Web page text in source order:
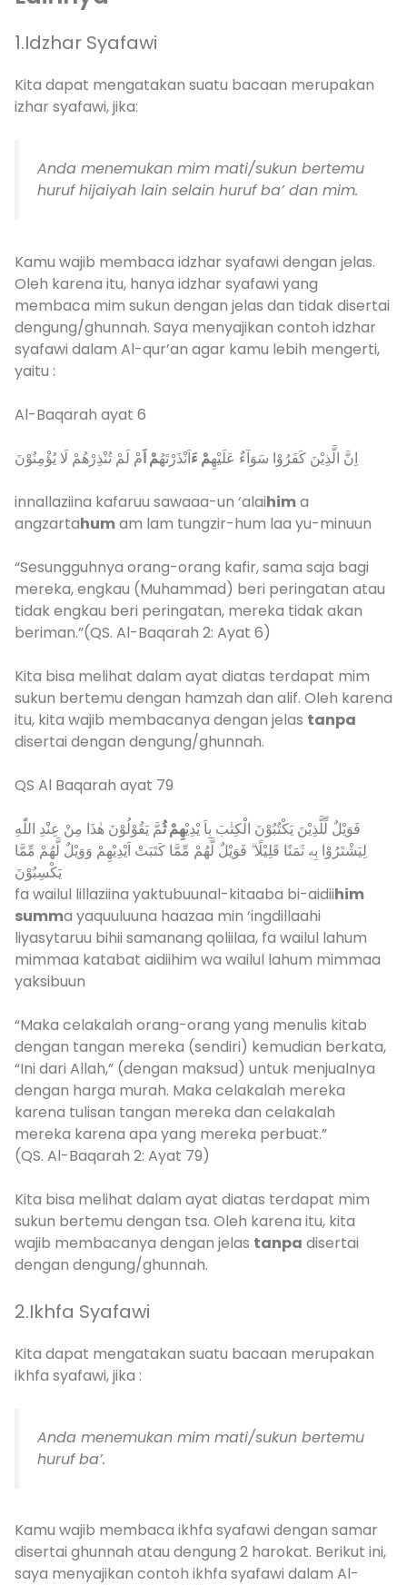
1.Idzhar Syafawi
Kita dapat mengatakan suatu bacaan merupakan
izhar syafawi, jika:
Anda menemukan mim mati/sukun bertemu
huruf hijaiyah lain selain huruf ba’ dan mim.
Kamu wajib membaca idzhar syafawi dengan jelas.
Oleh karena itu, hanya idzhar syafawi yang
membaca mim sukun dengan jelas dan tidak disertai
dengung/ghunnah. Saya menyajikan contoh idzhar
syafawi dalam Al-qur’an agar kamu lebih mengerti,
yaitu :
Al-Baqarah ayat 6
اِنَّ الَّذِيْنَ كَفَرُوْا سَوَآءٌ عَلَيْهِمْ ءَاَنْذَرْتَهُمْ اَمْ لَمْ تُنْذِرْهُمْ لَا يُؤْمِنُوْنَ
innallaziina kafaruu sawaaa-un ‘alaihima
angzartahumam lam tungzir-hum laa yu-minuun
“Sesungguhnya orang-orang kafir, sama saja bagi
mereka, engkau (Muhammad) beri peringatan atau
tidak engkau beri peringatan, mereka tidak akan
beriman.”(QS. Al-Baqarah 2: Ayat 6)
Kita bisa melihat dalam ayat diatas terdapat mim
sukun bertemu dengan hamzah dan alif. Oleh karena
itu, kita wajib membacanya dengan jelas tanpa
disertai dengan dengung/ghunnah.
QS Al Baqarah ayat 79
فَوَيْلٌ لِّلَّذِيْنَ يَكْتُبُوْنَ الْكِتٰبَ بِاَ يْدِيْهِمْ ثُمَّ يَقُوْلُوْنَ هٰذَا مِنْ عِنْدِ اللّٰهِ
لِيَشْتَرُوْا بِهٖ ثَمَنًا قَلِيْلًا ۗ فَوَيْلٌ لَّهُمْ مِّمَّا کَتَبَتْ اَيْدِيْهِمْ وَوَيْلٌ لَّهُمْ مِّمَّا
يَكْسِبُوْنَ
fa wailul lillaziina yaktubuunal-kitaaba bi-aidiihim
summa yaquuluuna haazaa min ‘ingdillaahi
liyasytaruu bihii samanang qoliilaa, fa wailul lahum
mimmaa katabat aidiihim wa wailul lahum mimmaa
yaksibuun
“Maka celakalah orang-orang yang menulis kitab
dengan tangan mereka (sendiri) kemudian berkata,
“Ini dari Allah,” (dengan maksud) untuk menjualnya
dengan harga murah. Maka celakalah mereka
karena tulisan tangan mereka dan celakalah
mereka karena apa yang mereka perbuat.”
(QS. Al-Baqarah 2: Ayat 79)
Kita bisa melihat dalam ayat diatas terdapat mim
sukun bertemu dengan tsa. Oleh karena itu, kita
wajib membacanya dengan jelas tanpa disertai
dengan dengung/ghunnah.
2.Ikhfa Syafawi
Kita dapat mengatakan suatu bacaan merupakan
ikhfa syafawi, jika :
Anda menemukan mim mati/sukun bertemu
huruf ba’.
Kamu wajib membaca ikhfa syafawi dengan samar
disertai ghunnah atau dengung 2 harokat. Berikut ini,
saya menyajikan contoh ikhfa syafawi dalam Al-